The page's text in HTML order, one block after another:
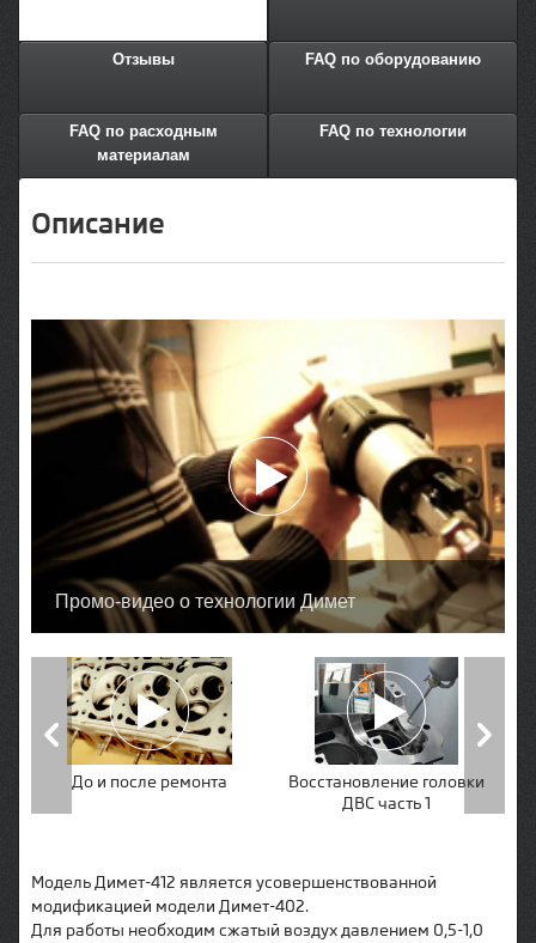
Отзывы FAQ по оборудованию
FAQ по расходным
материалам
FAQ по технологии
Описание
Промо-видео о технологии Димет
До и после ремонта
Восстановление головки
ДВС часть 1
Модель Димет-412 является усовершенствованной
модификацией модели Димет-402.
Для работы необходим сжатый воздух давлением 0,5-1,0